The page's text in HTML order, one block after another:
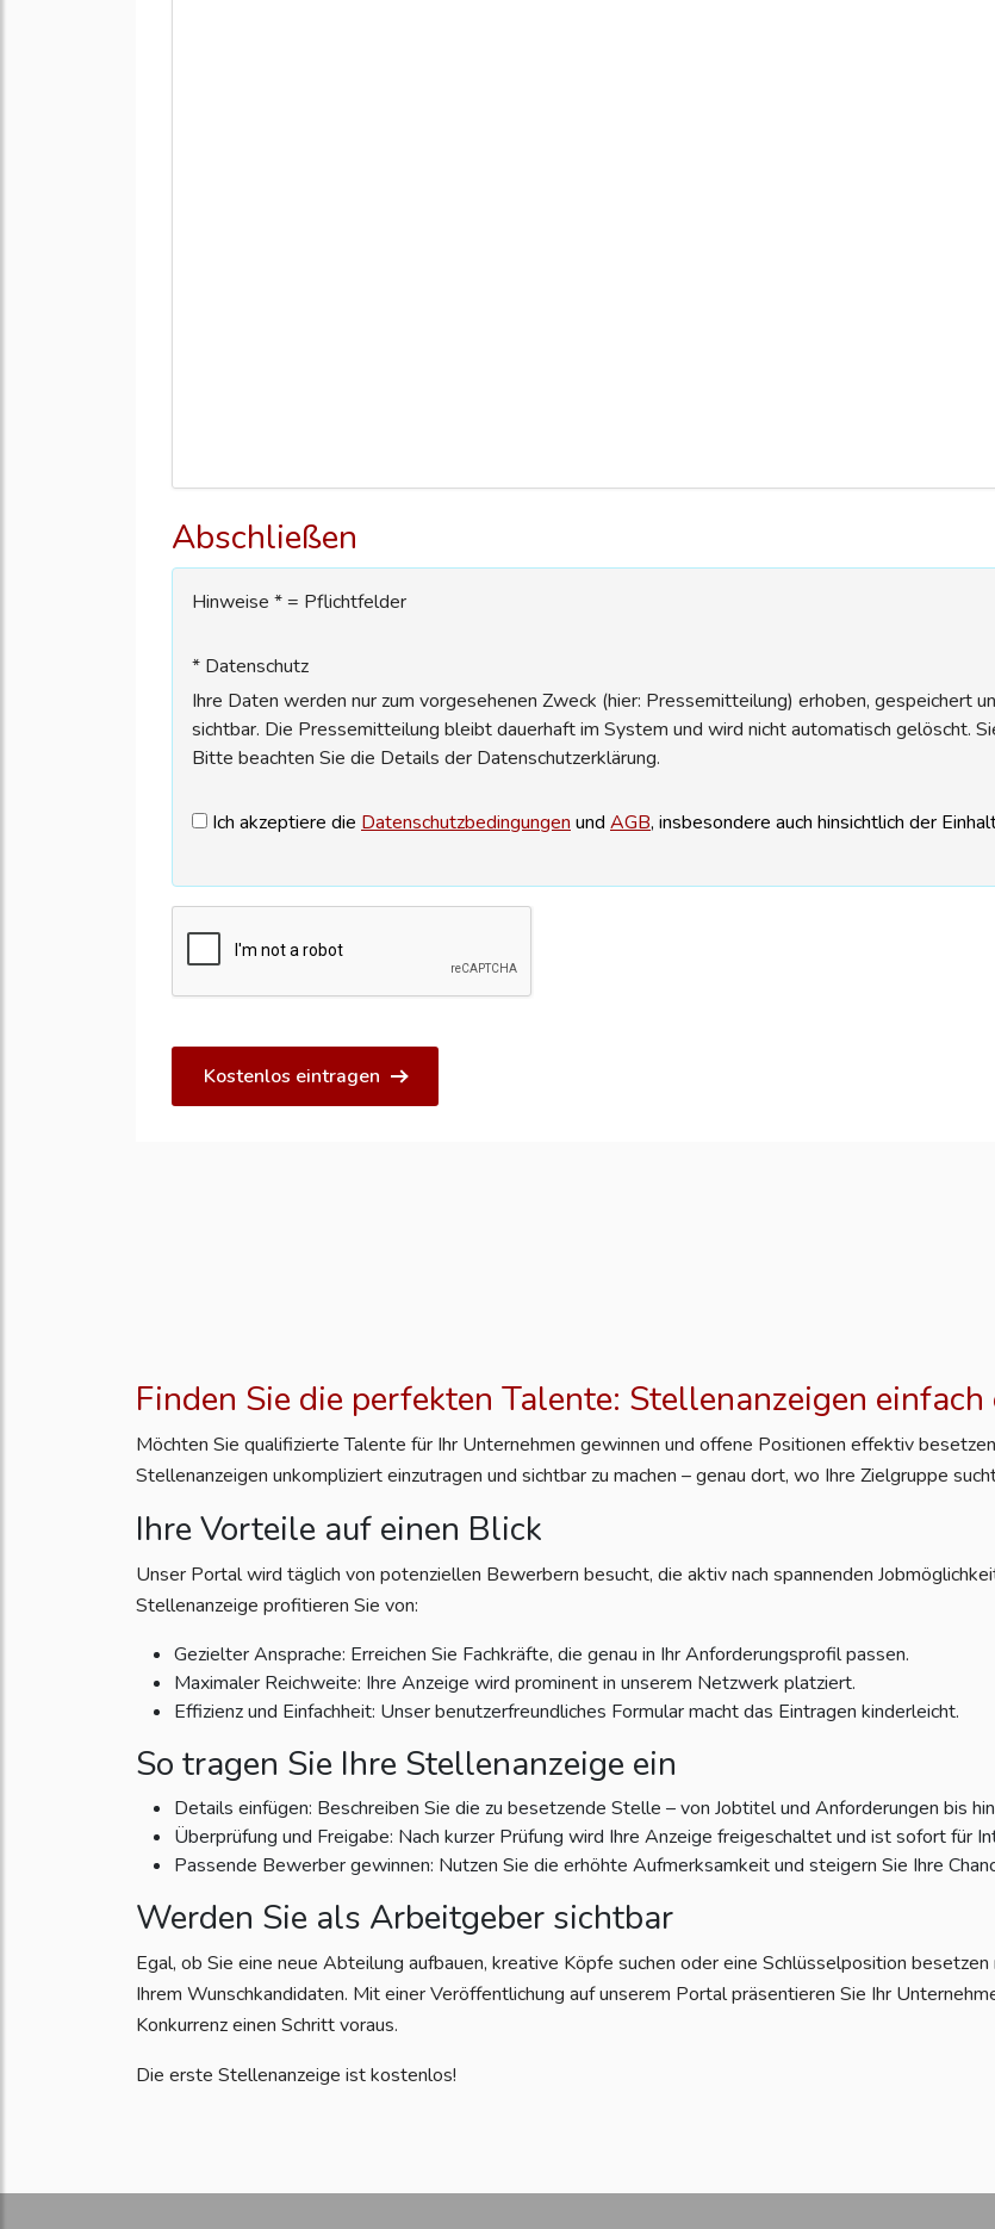
Abschließen
Hinweise * = Pflichtfelder
* Datenschutz
Ihre Daten werden nur zum vorgesehenen Zweck (hier: Pressemitteilung) erhoben, gespeichert
sichtbar. Die Pressemitteilung bleibt dauerhaft im System und wird nicht automatisch gelöscht.
Bitte beachten Sie die Details der Datenschutzerklärung.
Ich akzeptiere die Datenschutzbedingungen und AGB, insbesondere auch hinsichtlich der
Kostenlos eintragen
Finden Sie die perfekten Talente: Stellenanzeigen
Möchten Sie qualifizierte Talente für Ihr Unternehmen gewinnen und offene Positionen effektiv
Stellenanzeigen unkompliziert einzutragen und sichtbar zu machen – genau dort, wo Ihre Zielgruppe
Ihre Vorteile auf einen Blick
Unser Portal wird täglich von potenziellen Bewerbern besucht, die aktiv nach spannenden
Stellenanzeige profitieren Sie von:
Gezielter Ansprache: Erreichen Sie Fachkräfte, die genau in Ihr Anforderungsprofil passen.
Maximaler Reichweite: Ihre Anzeige wird prominent in unserem Netzwerk platziert.
Effizienz und Einfachheit: Unser benutzerfreundliches Formular macht das Eintragen kinderleicht.
So tragen Sie Ihre Stellenanzeige ein
Details einfügen: Beschreiben Sie die zu besetzende Stelle – von Jobtitel und Anforderungen bis
Überprüfung und Freigabe: Nach kurzer Prüfung wird Ihre Anzeige freigeschaltet und ist sofort für
Passende Bewerber gewinnen: Nutzen Sie die erhöhte Aufmerksamkeit und steigern Sie Ihre
Werden Sie als Arbeitgeber sichtbar
Egal, ob Sie eine neue Abteilung aufbauen, kreative Köpfe suchen oder eine Schlüsselposition
Ihrem Wunschkandidaten. Mit einer Veröffentlichung auf unserem Portal präsentieren Sie Ihr
Konkurrenz einen Schritt voraus.
Die erste Stellenanzeige ist kostenlos!